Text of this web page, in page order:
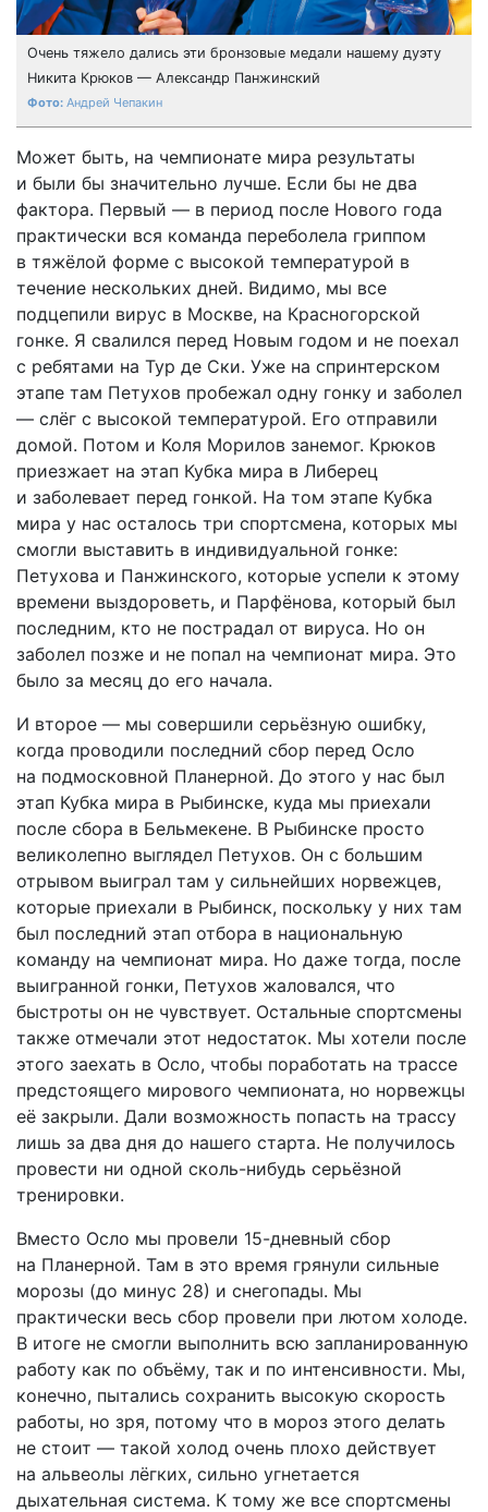
Очень тяжело дались эти бронзовые медали нашему дуэту
Никита Крюков — Александр Панжинский
Андрей Чепакин
Может быть, на чемпионате мира результаты
и были бы значительно лучше. Если бы не два
фактора. Первый — в период после Нового года
практически вся команда переболела гриппом
в тяжёлой форме с высокой температурой в
течение нескольких дней. Видимо, мы все
подцепили вирус в Москве, на Красногорской
гонке. Я свалился перед Новым годом и не поехал
с ребятами на Тур де Ски. Уже на спринтерском
этапе там Петухов пробежал одну гонку и заболел
— слёг с высокой температурой. Его отправили
домой. Потом и Коля Морилов занемог. Крюков
приезжает на этап Кубка мира в Либерец
и заболевает перед гонкой. На том этапе Кубка
мира у нас осталось три спортсмена, которых мы
смогли выставить в индивидуальной гонке:
Петухова и Панжинского, которые успели к этому
времени выздороветь, и Парфёнова, который был
последним, кто не пострадал от вируса. Но он
заболел позже и не попал на чемпионат мира. Это
было за месяц до его начала.
И второе — мы совершили серьёзную ошибку,
когда проводили последний сбор перед Осло
на подмосковной Планерной. До этого у нас был
этап Кубка мира в Рыбинске, куда мы приехали
после сбора в Бельмекене. В Рыбинске просто
великолепно выглядел Петухов. Он с большим
отрывом выиграл там у сильнейших норвежцев,
которые приехали в Рыбинск, поскольку у них там
был последний этап отбора в национальную
команду на чемпионат мира. Но даже тогда, после
выигранной гонки, Петухов жаловался, что
быстроты он не чувствует. Остальные спортсмены
также отмечали этот недостаток. Мы хотели после
этого заехать в Осло, чтобы поработать на трассе
предстоящего мирового чемпионата, но норвежцы
её закрыли. Дали возможность попасть на трассу
лишь за два дня до нашего старта. Не получилось
провести ни одной сколь-нибудь серьёзной
тренировки.
Вместо Осло мы провели 15-дневный сбор
на Планерной. Там в это время грянули сильные
морозы (до минус 28) и снегопады. Мы
практически весь сбор провели при лютом холоде.
В итоге не смогли выполнить всю запланированную
работу как по объёму, так и по интенсивности. Мы,
конечно, пытались сохранить высокую скорость
работы, но зря, потому что в мороз этого делать
не стоит — такой холод очень плохо действует
на альвеолы лёгких, сильно угнетается
дыхательная система. К тому же все спортсмены